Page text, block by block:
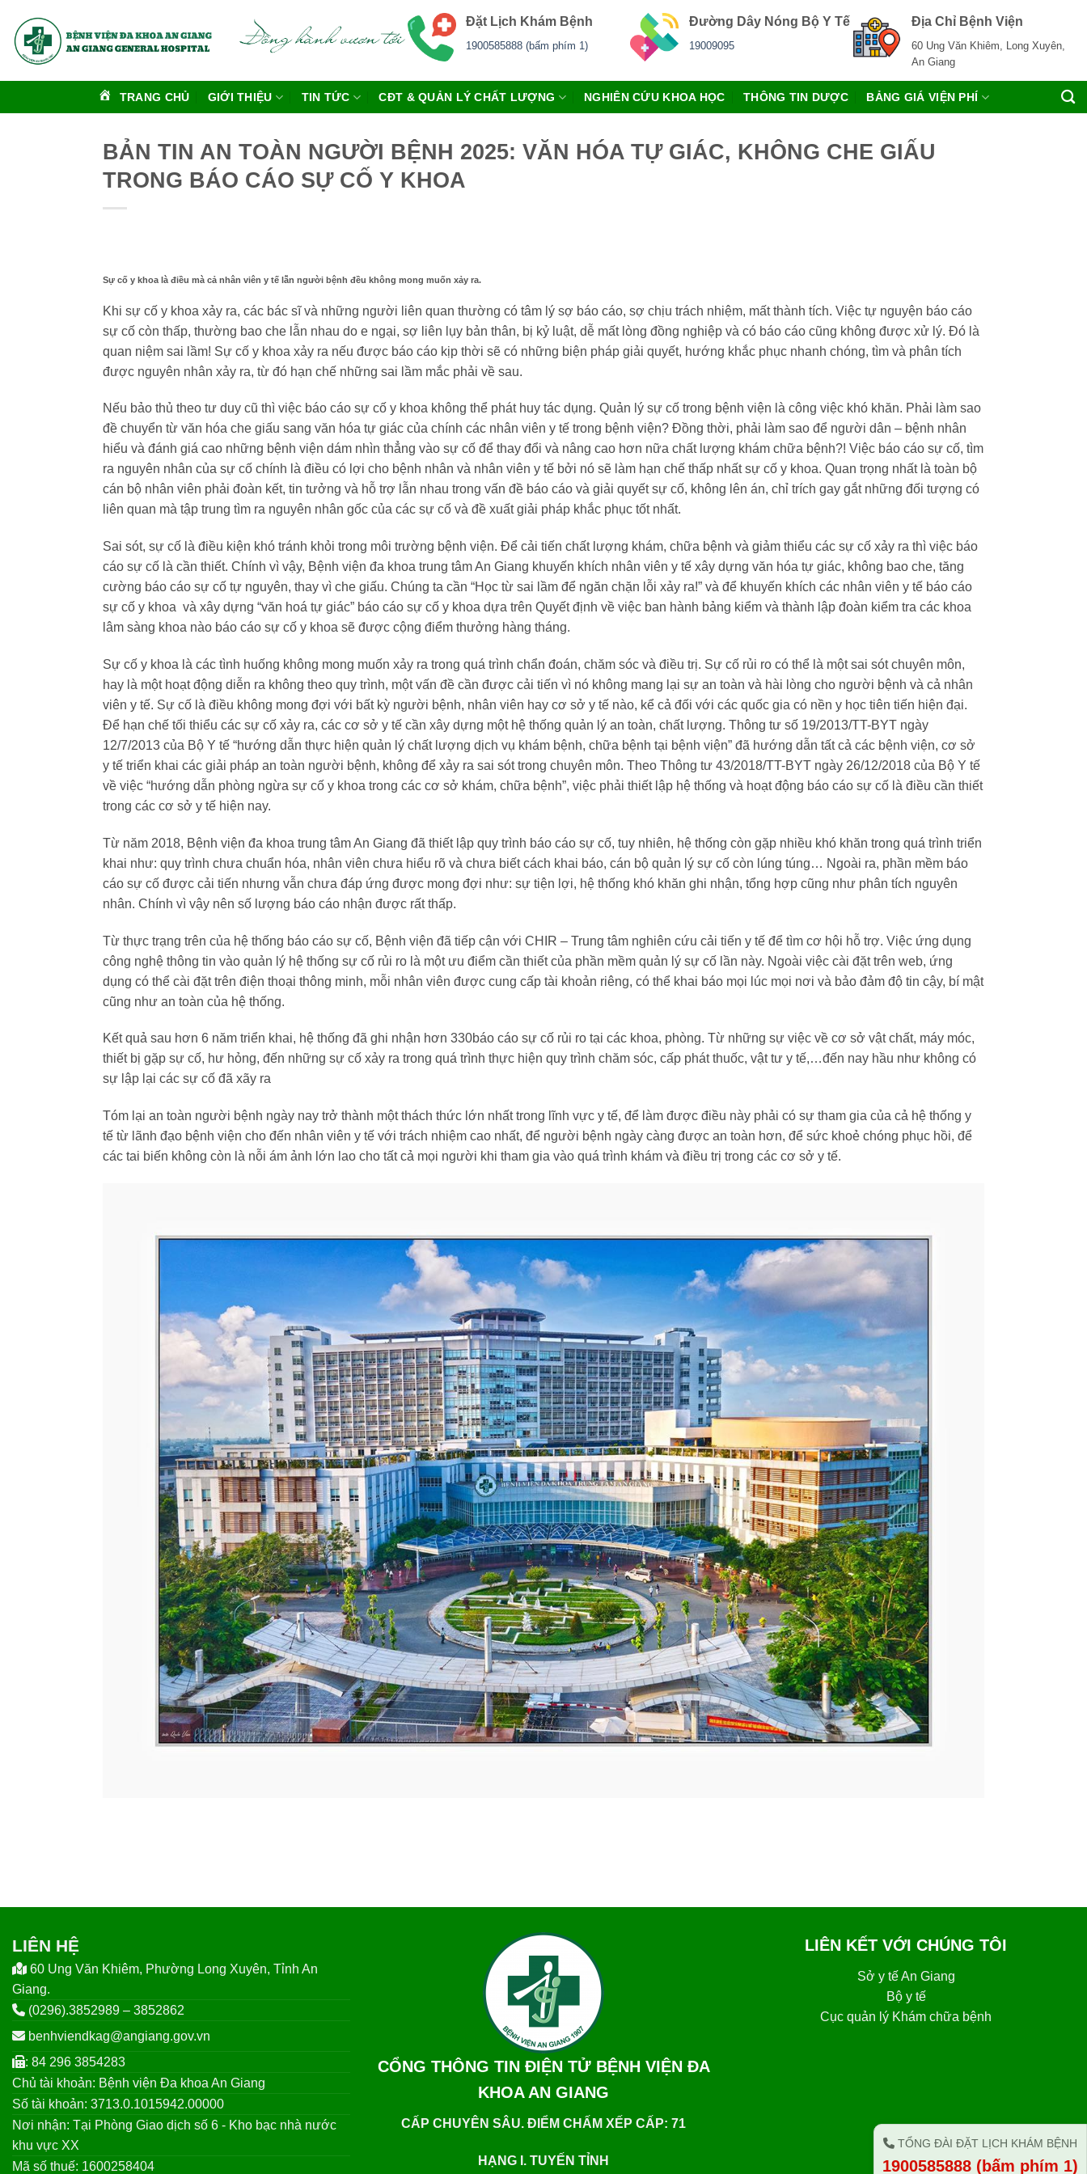
qua
nội
Đặt Lịch Khám Bệnh
1900585888 (bấm phím 1)
Đường Dây Nóng Bộ Y Tế
19009095
Địa Chỉ Bệnh Viện
60 Ung Văn Khiêm, Long Xuyên,
An Giang
TRANG CHỦ GIỚI THIỆU TIN TỨC CĐT & QUẢN LÝ CHẤT LƯỢNG NGHIÊN CỨU KHOA HỌC THÔNG TIN DƯỢC BẢNG GIÁ VIỆN PHÍ
BẢN TIN AN TOÀN NGƯỜI BỆNH 2025: VĂN HÓA TỰ GIÁC, KHÔNG CHE GIẤU
TRONG BÁO CÁO SỰ CỐ Y KHOA
Sự cố y khoa là điều mà cả nhân viên y tế lẫn người bệnh đều không mong muốn xảy ra.
Khi sự cố y khoa xảy ra, các bác sĩ và những người liên quan thường có tâm lý sợ báo cáo, sợ chịu trách nhiệm, mất thành tích. Việc tự nguyện báo cáo
sự cố còn thấp, thường bao che lẫn nhau do e ngại, sợ liên lụy bản thân, bị kỷ luật, dễ mất lòng đồng nghiệp và có báo cáo cũng không được xử lý. Đó là
quan niệm sai lầm! Sự cố y khoa xảy ra nếu được báo cáo kịp thời sẽ có những biện pháp giải quyết, hướng khắc phục nhanh chóng, tìm và phân tích
được nguyên nhân xảy ra, từ đó hạn chế những sai lầm mắc phải về sau.
Nếu bảo thủ theo tư duy cũ thì việc báo cáo sự cố y khoa không thể phát huy tác dụng. Quản lý sự cố trong bệnh viện là công việc khó khăn. Phải làm sao
đề chuyển từ văn hóa che giấu sang văn hóa tự giác của chính các nhân viên y tế trong bệnh viện? Đồng thời, phải làm sao để người dân – bệnh nhân
hiểu và đánh giá cao những bệnh viện dám nhìn thẳng vào sự cố để thay đổi và nâng cao hơn nữa chất lượng khám chữa bệnh?! Việc báo cáo sự cố, tìm
ra nguyên nhân của sự cố chính là điều có lợi cho bệnh nhân và nhân viên y tế bởi nó sẽ làm hạn chế thấp nhất sự cố y khoa. Quan trọng nhất là toàn bộ
cán bộ nhân viên phải đoàn kết, tin tưởng và hỗ trợ lẫn nhau trong vấn đề báo cáo và giải quyết sự cố, không lên án, chỉ trích gay gắt những đối tượng có
liên quan mà tập trung tìm ra nguyên nhân gốc của các sự cố và đề xuất giải pháp khắc phục tốt nhất.
Sai sót, sự cố là điều kiện khó tránh khỏi trong môi trường bệnh viện. Để cải tiến chất lượng khám, chữa bệnh và giảm thiểu các sự cố xảy ra thì việc báo
cáo sự cố là cần thiết. Chính vì vậy, Bệnh viện đa khoa trung tâm An Giang khuyến khích nhân viên y tế xây dựng văn hóa tự giác, không bao che, tăng
cường báo cáo sự cố tự nguyên, thay vì che giấu. Chúng ta cần “Học từ sai lầm để ngăn chặn lỗi xảy ra!” và để khuyến khích các nhân viên y tế báo cáo
sự cố y khoa và xây dựng “văn hoá tự giác” báo cáo sự cố y khoa dựa trên Quyết định về việc ban hành bảng kiểm và thành lập đoàn kiểm tra các khoa
lâm sàng khoa nào báo cáo sự cố y khoa sẽ được cộng điểm thưởng hàng tháng.
Sự cố y khoa là các tình huống không mong muốn xảy ra trong quá trình chẩn đoán, chăm sóc và điều trị. Sự cố rủi ro có thể là một sai sót chuyên môn,
hay là một hoạt động diễn ra không theo quy trình, một vấn đề cần được cải tiến vì nó không mang lại sự an toàn và hài lòng cho người bệnh và cả nhân
viên y tế. Sự cố là điều không mong đợi với bất kỳ người bệnh, nhân viên hay cơ sở y tế nào, kể cả đối với các quốc gia có nền y học tiên tiến hiện đại.
Để hạn chế tối thiểu các sự cố xảy ra, các cơ sở y tế cần xây dựng một hệ thống quản lý an toàn, chất lượng. Thông tư số 19/2013/TT-BYT ngày
12/7/2013 của Bộ Y tế “hướng dẫn thực hiện quản lý chất lượng dịch vụ khám bệnh, chữa bệnh tại bệnh viện” đã hướng dẫn tất cả các bệnh viện, cơ sở
y tế triển khai các giải pháp an toàn người bệnh, không để xảy ra sai sót trong chuyên môn. Theo Thông tư 43/2018/TT-BYT ngày 26/12/2018 của Bộ Y tế
về việc “hướng dẫn phòng ngừa sự cố y khoa trong các cơ sở khám, chữa bệnh”, việc phải thiết lập hệ thống và hoạt động báo cáo sự cố là điều cần thiết
trong các cơ sở y tế hiện nay.
Từ năm 2018, Bệnh viện đa khoa trung tâm An Giang đã thiết lập quy trình báo cáo sự cố, tuy nhiên, hệ thống còn gặp nhiều khó khăn trong quá trình triển
khai như: quy trình chưa chuẩn hóa, nhân viên chưa hiểu rõ và chưa biết cách khai báo, cán bộ quản lý sự cố còn lúng túng… Ngoài ra, phần mềm báo
cáo sự cố được cải tiến nhưng vẫn chưa đáp ứng được mong đợi như: sự tiện lợi, hệ thống khó khăn ghi nhận, tổng hợp cũng như phân tích nguyên
nhân. Chính vì vậy nên số lượng báo cáo nhận được rất thấp.
Từ thực trạng trên của hệ thống báo cáo sự cố, Bệnh viện đã tiếp cận với CHIR – Trung tâm nghiên cứu cải tiến y tế để tìm cơ hội hỗ trợ. Việc ứng dụng
công nghệ thông tin vào quản lý hệ thống sự cố rủi ro là một ưu điểm cần thiết của phần mềm quản lý sự cố lần này. Ngoài việc cài đặt trên web, ứng
dụng có thể cài đặt trên điện thoại thông minh, mỗi nhân viên được cung cấp tài khoản riêng, có thể khai báo mọi lúc mọi nơi và bảo đảm độ tin cậy, bí mật
cũng như an toàn của hệ thống.
Kết quả sau hơn 6 năm triển khai, hệ thống đã ghi nhận hơn 330báo cáo sự cố rủi ro tại các khoa, phòng. Từ những sự việc về cơ sở vật chất, máy móc,
thiết bị gặp sự cố, hư hỏng, đến những sự cố xảy ra trong quá trình thực hiện quy trình chăm sóc, cấp phát thuốc, vật tư y tế,…đến nay hầu như không có
sự lập lại các sự cố đã xãy ra
Tóm lại an toàn người bệnh ngày nay trở thành một thách thức lớn nhất trong lĩnh vực y tế, để làm được điều này phải có sự tham gia của cả hệ thống y
tế từ lãnh đạo bệnh viện cho đến nhân viên y tế với trách nhiệm cao nhất, để người bệnh ngày càng được an toàn hơn, để sức khoẻ chóng phục hồi, để
các tai biến không còn là nỗi ám ảnh lớn lao cho tất cả mọi người khi tham gia vào quá trình khám và điều trị trong các cơ sở y tế.
LIÊN HỆ
60 Ung Văn Khiêm, Phường Long Xuyên, Tỉnh An
Giang.
(0296).3852989 – 3852862
benhviendkag@angiang.gov.vn
: 84 296 3854283
Chủ tài khoản: Bệnh viện Đa khoa An Giang
Số tài khoản: 3713.0.1015942.00000
Nơi nhận: Tại Phòng Giao dịch số 6 - Kho bạc nhà nước
khu vực XX
Mã số thuế: 1600258404
CỔNG THÔNG TIN ĐIỆN TỬ BỆNH VIỆN ĐA
KHOA AN GIANG
CẤP CHUYÊN SÂU. ĐIỂM CHẤM XẾP CẤP: 71
HẠNG I. TUYẾN TỈNH
LIÊN KẾT VỚI CHÚNG TÔI
Sở y tế An Giang
Bộ y tế
Cục quản lý Khám chữa bệnh
TỔNG ĐÀI ĐẶT LỊCH KHÁM BỆNH
1900585888 (bấm phím 1)